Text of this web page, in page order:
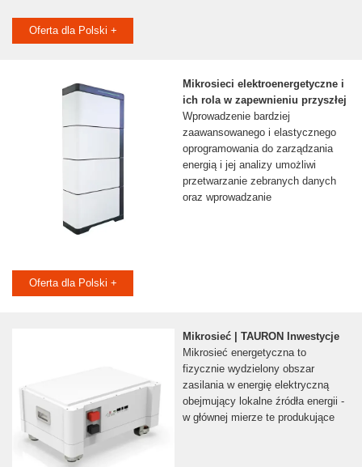
Oferta dla Polski +
Mikrosieci elektroenergetyczne i
ich rola w zapewnieniu przyszłej
Wprowadzenie bardziej
zaawansowanego i elastycznego
oprogramowania do zarządzania
energią i jej analizy umożliwi
przetwarzanie zebranych danych
oraz wprowadzanie
Oferta dla Polski +
Mikrosieć | TAURON Inwestycje
Mikrosieć energetyczna to
fizycznie wydzielony obszar
zasilania w energię elektryczną
obejmujący lokalne źródła energii -
w głównej mierze te produkujące